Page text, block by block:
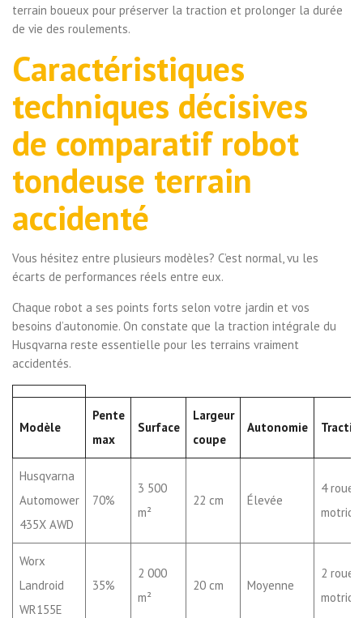
terrain boueux pour préserver la traction et prolonger la durée
de vie des roulements.
Caractéristiques
techniques décisives
de comparatif robot
tondeuse terrain
accidenté
Vous hésitez entre plusieurs modèles? C’est normal, vu les
écarts de performances réels entre eux.
Chaque robot a ses points forts selon votre jardin et vos
besoins d’autonomie. On constate que la traction intégrale du
Husqvarna reste essentielle pour les terrains vraiment
accidentés.
Modèle
Pente
max
Surface
Largeur
coupe
Autonomie
Husqvarna
Automower
435X AWD
70%
3 500
m²
22 cm Élevée
4 roues
Worx
Landroid
WR155E
35%
2 000
m²
20 cm Moyenne
2 roues